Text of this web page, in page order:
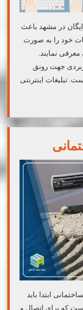
در مشهد باعث
خود را به صورت
نمایند.
جهت رونق
تبلیغات اینترنتی
ابتدا باید
که برای اتصال و